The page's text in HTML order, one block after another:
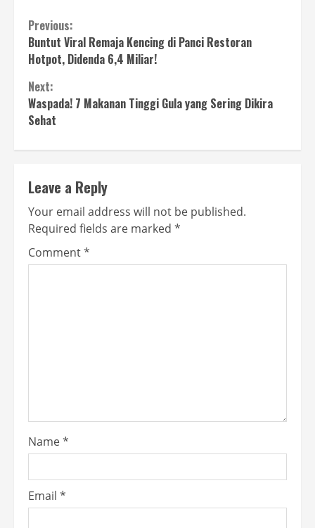
Continue
Reading
Previous:
Buntut Viral Remaja Kencing di Panci Restoran
Hotpot, Didenda 6,4 Miliar!
Next:
Waspada! 7 Makanan Tinggi Gula yang Sering Dikira
Sehat
Leave a Reply
Your email address will not be published.
Required fields are marked *
Comment*
Name*
Email *